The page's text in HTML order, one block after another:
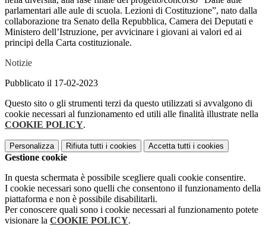
parlamentari alle aule di scuola. Lezioni di Costituzione”, nato dalla
collaborazione tra Senato della Repubblica, Camera dei Deputati e
Ministero dell’Istruzione, per avvicinare i giovani ai valori ed ai
principi della Carta costituzionale.
Notizie
Pubblicato il 17-02-2023
Questo sito o gli strumenti terzi da questo utilizzati si avvalgono di
cookie necessari al funzionamento ed utili alle finalità illustrate nella
COOKIE POLICY.
Personalizza Rifiuta tutti i cookies Accetta tutti i cookies
Gestione cookie
In questa schermata è possibile scegliere quali cookie consentire.
I cookie necessari sono quelli che consentono il funzionamento della
piattaforma e non è possibile disabilitarli.
Per conoscere quali sono i cookie necessari al funzionamento potete
visionare la COOKIE POLICY.